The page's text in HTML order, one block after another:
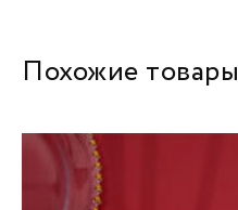
Похожие товары